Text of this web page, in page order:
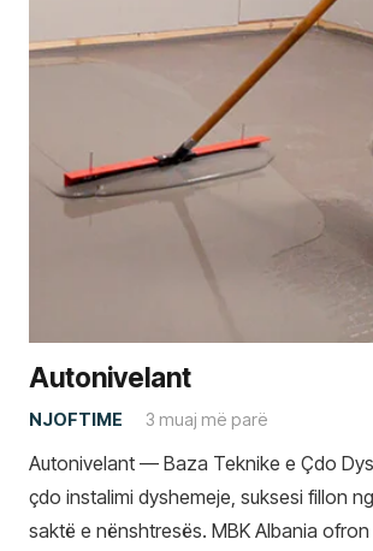
Autonivelant
NJOFTIME 3 muaj më parë
Autonivelant — Baza Teknike e Çdo
çdo instalimi dyshemeje, suksesi fillon
saktë e nënshtresës. MBK Albania